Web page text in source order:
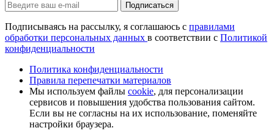
Подписаться
Подписываясь на рассылку, я соглашаюсь с правилами
обработки персональных данных в соответствии с Политикой
конфиденциальности
Политика конфиденциальности
Правила перепечатки материалов
Мы используем файлы cookie, для персонализации
сервисов и повышения удобства пользования сайтом.
Если вы не согласны на их использование, поменяйте
настройки браузера.